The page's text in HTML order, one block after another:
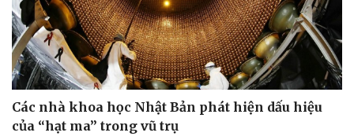
Văn hóa
Sân khấu - Điện ảnh
Giải trí
Các nhà khoa học Nhật Bản phát hiện dấu hiệu
của “hạt ma” trong vũ trụ